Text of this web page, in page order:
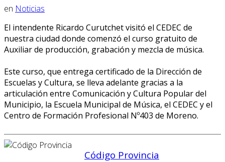
en Noticias
El intendente Ricardo Curutchet visitó el CEDEC de
nuestra ciudad donde comenzó el curso gratuito de
Auxiliar de producción, grabación y mezcla de música.
Este curso, que entrega certificado de la Dirección de
Escuelas y Cultura, se lleva adelante gracias a la
articulación entre Comunicación y Cultura Popular del
Municipio, la Escuela Municipal de Música, el CEDEC y el
Centro de Formación Profesional Nº403 de Moreno.
Código Provincia